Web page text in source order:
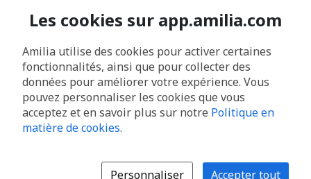
Les cookies sur app.amilia.com
Amilia utilise des cookies pour activer certaines
fonctionnalités, ainsi que pour collecter des
données pour améliorer votre expérience. Vous
pouvez personnaliser les cookies que vous
acceptez et en savoir plus sur notre Politique en
matière de cookies.
Personnaliser Accepter tout